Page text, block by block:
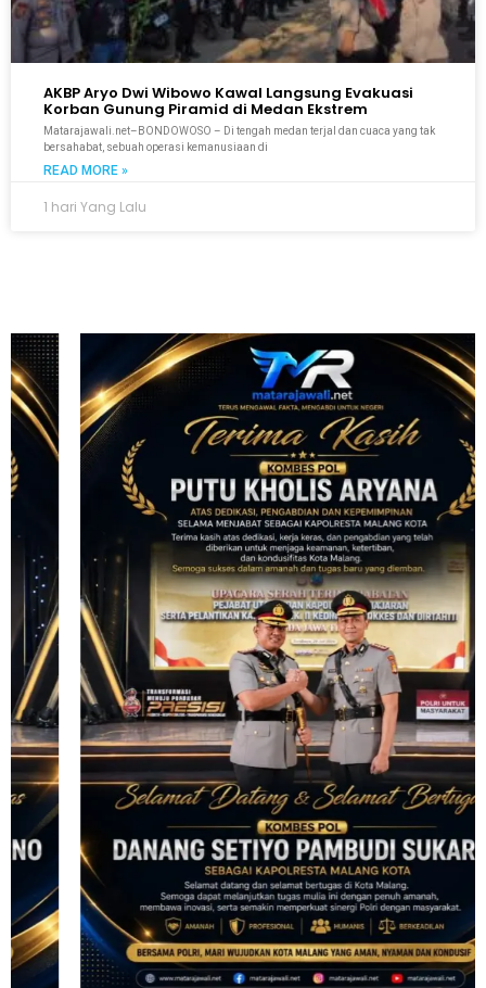
AKBP Aryo Dwi Wibowo Kawal Langsung Evakuasi
Korban Gunung Piramid di Medan Ekstrem
Matarajawali.net–BONDOWOSO – Di tengah medan terjal dan cuaca yang tak
bersahabat, sebuah operasi kemanusiaan di
READ MORE »
1 hari Yang Lalu